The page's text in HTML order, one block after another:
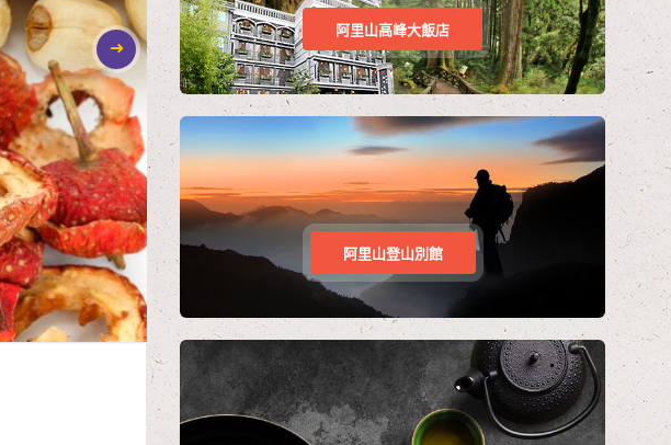
阿里山高峰大飯店
阿里山登山別館